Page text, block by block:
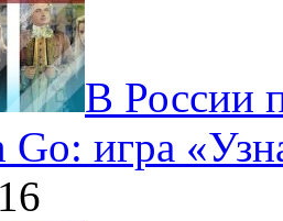
В России
Go: игра